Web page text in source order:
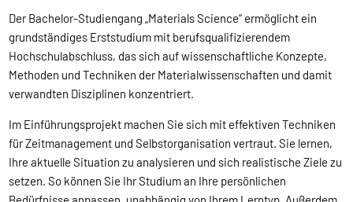
Der Bachelor-Studiengang „Materials Science“ ermöglicht ein
grundständiges Erststudium mit berufsqualifizierendem
Hochschulabschluss, das sich auf wissenschaftliche Konzepte,
Methoden und Techniken der Materialwissenschaften und damit
verwandten Disziplinen konzentriert.
Im Einführungsprojekt machen Sie sich mit effektiven Techniken
für Zeitmanagement und Selbstorganisation vertraut. Sie lernen,
Ihre aktuelle Situation zu analysieren und sich realistische Ziele zu
setzen. So können Sie Ihr Studium an Ihre persönlichen